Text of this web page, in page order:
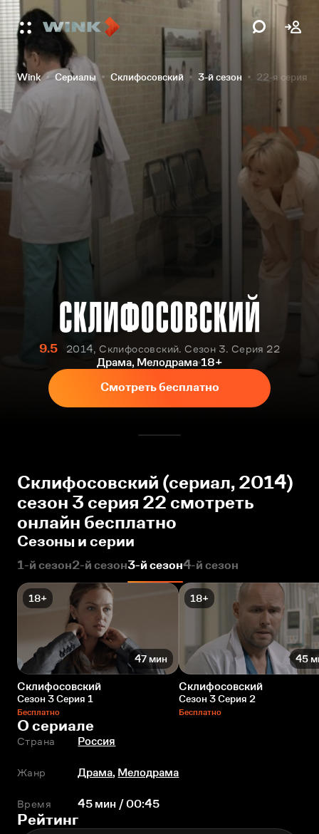
Wink Сериалы Склифосовский 3-й сезон 22-я серия
9.5
2014, Склифосовский. Сезон 3. Серия 22
Драма, Мелодрама 18+
Смотреть бесплатно
Склифосовский (сериал, 2014)
сезон 3 серия 22 смотреть
онлайн бесплатно
Сезоны и серии
1-й сезон2-й сезон3-й сезон4-й сезон
18+
47 мин
Склифосовский
Сезон 3 Серия 1
Бесплатно
18+
45
Склифосовский
Сезон 3 Серия 2
Бесплатно
О сериале
Страна Россия
Жанр Драма, Мелодрама
Время 45 мин / 00:45
Рейтинг